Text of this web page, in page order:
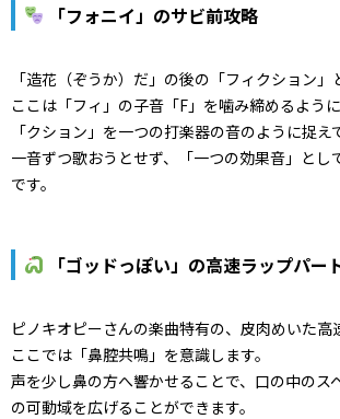
「フォニイ」のサビ前攻略
「造花（ぞうか）だ」の後の「フィクション」
ここは「フィ」の子音「F」を噛み締めるよう
「クション」を一つの打楽器の音のように捉え
一音ずつ歌おうとせず、「一つの効果音」とし
です。
「ゴッドっぽい」の高速ラップパー
ピノキオピーさんの楽曲特有の、皮肉めいた高
ここでは「鼻腔共鳴」を意識します。
声を少し鼻の方へ響かせることで、口の中のス
の可動域を広げることができます。